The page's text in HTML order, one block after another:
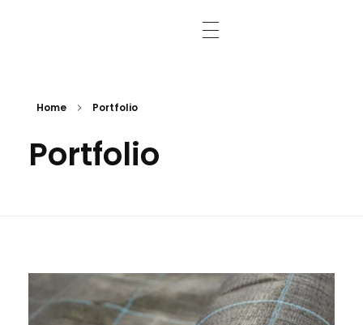
Abonos Conde
Home Portfolio
Portfolio